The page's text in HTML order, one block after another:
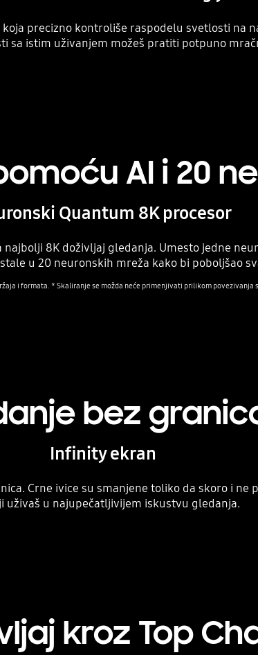
precizno kontroliše raspodelu svetlosti na
sa istim uživanjem možeš pratiti potpuno
AI i 20
Quantum 8K procesor
8K doživljaj gledanja. Umesto jedne
u 20 neuronskih mreža kako bi poboljšao
i formata. * Skaliranje se možda neće primenjivati prilikom povezivanja
bez
Infinity ekran
Crne ivice su smanjene toliko da skoro i ne
uživaš u najupečatljivijem iskustvu gledanja.
kroz Top